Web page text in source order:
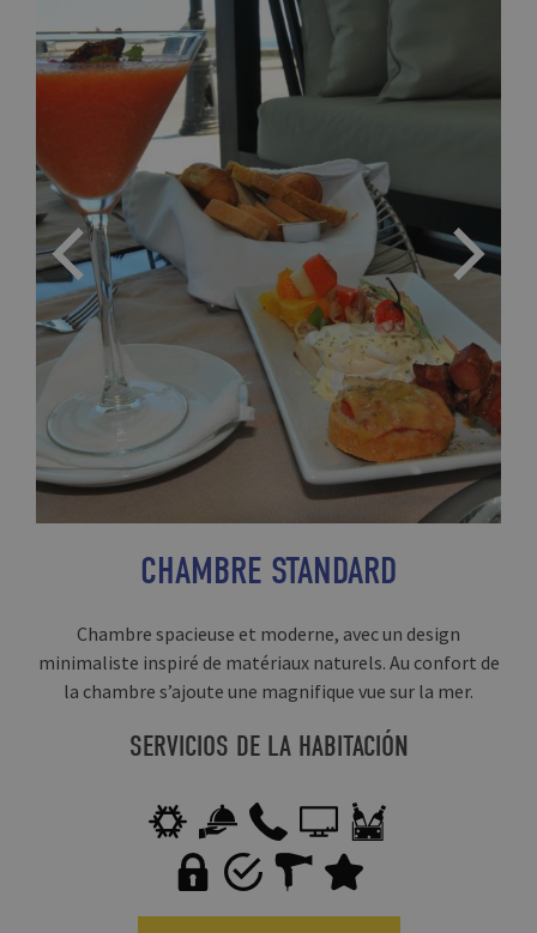
CHAMBRE STANDARD
Chambre spacieuse et moderne, avec un design
minimaliste inspiré de matériaux naturels. Au confort de
la chambre s’ajoute une magnifique vue sur la mer.
SERVICIOS DE LA HABITACIÓN